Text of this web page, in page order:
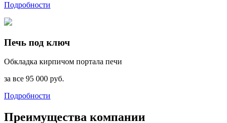
Подробности
Печь под ключ
Обкладка кирпичом портала печи
за все 95 000 руб.
Подробности
Преимущества компании